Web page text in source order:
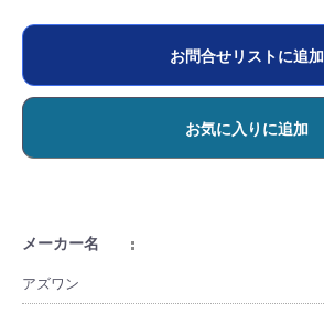
お問合せリストに追加
お気に入りに追加
メーカー名
アズワン